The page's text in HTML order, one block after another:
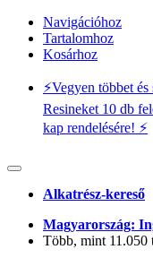
Navigációhoz
Tartalomhoz
Kosárhoz
⚡️Vegyen többet
Resineket 10 db
kap rendelésére! ⚡️
Alkatrész-kereső
Magyarország:
Több, mint 11.050